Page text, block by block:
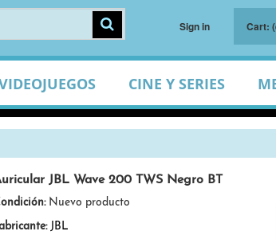
Sign in Cart:
CINE Y SERIES
JBL Wave 200 TWS Negro BT
Nuevo producto
JBL